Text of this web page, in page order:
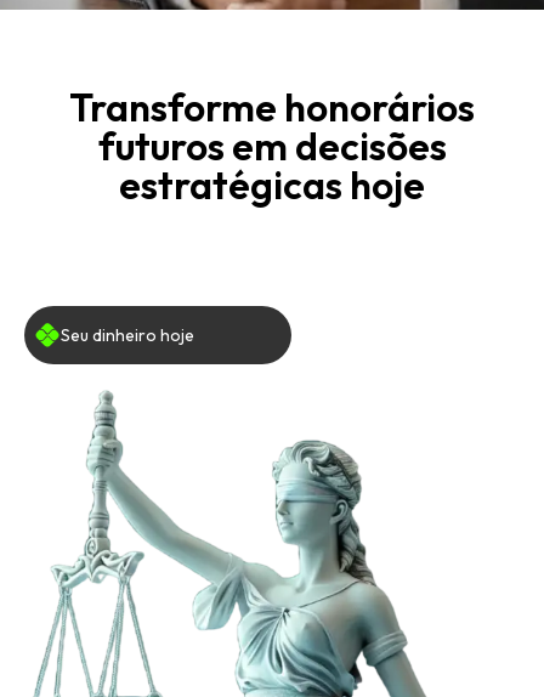
Transforme honorários
futuros em decisões
estratégicas hoje
Seu dinheiro hoje